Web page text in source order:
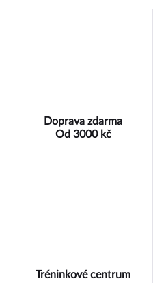
Doprava zdarma
Od 3000 kč
Tréninkové centrum